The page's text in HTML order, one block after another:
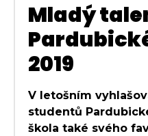
Mladý
2019
V letošním
studentů
škola také svého